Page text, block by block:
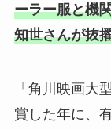
ーラー服と機
知世さんが抜
「角川映画大
賞した年に、